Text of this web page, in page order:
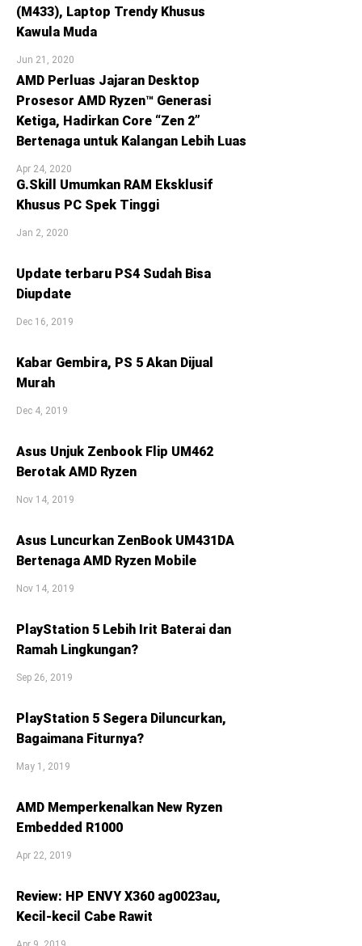
(M433), Laptop Trendy Khusus
Kawula Muda
Jun 21, 2020
AMD Perluas Jajaran Desktop
Prosesor AMD Ryzen™ Generasi
Ketiga, Hadirkan Core “Zen 2”
Bertenaga untuk Kalangan Lebih Luas
Apr 24, 2020
G.Skill Umumkan RAM Eksklusif
Khusus PC Spek Tinggi
Jan 2, 2020
Update terbaru PS4 Sudah Bisa
Diupdate
Dec 16, 2019
Kabar Gembira, PS 5 Akan Dijual
Murah
Dec 4, 2019
Asus Unjuk Zenbook Flip UM462
Berotak AMD Ryzen
Nov 14, 2019
Asus Luncurkan ZenBook UM431DA
Bertenaga AMD Ryzen Mobile
Nov 14, 2019
PlayStation 5 Lebih Irit Baterai dan
Ramah Lingkungan?
Sep 26, 2019
PlayStation 5 Segera Diluncurkan,
Bagaimana Fiturnya?
May 1, 2019
AMD Memperkenalkan New Ryzen
Embedded R1000
Apr 22, 2019
Review: HP ENVY X360 ag0023au,
Kecil-kecil Cabe Rawit